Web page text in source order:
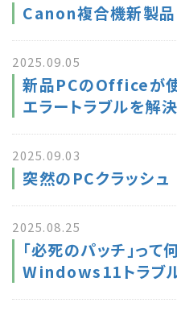
Canon複合機新製品
2025.09.05
新品PCのOfficeが
エラートラブルを解決
2025.09.03
突然のPCクラッシュ
2025.08.25
「必死のパッチ」って
Windows11トラブ